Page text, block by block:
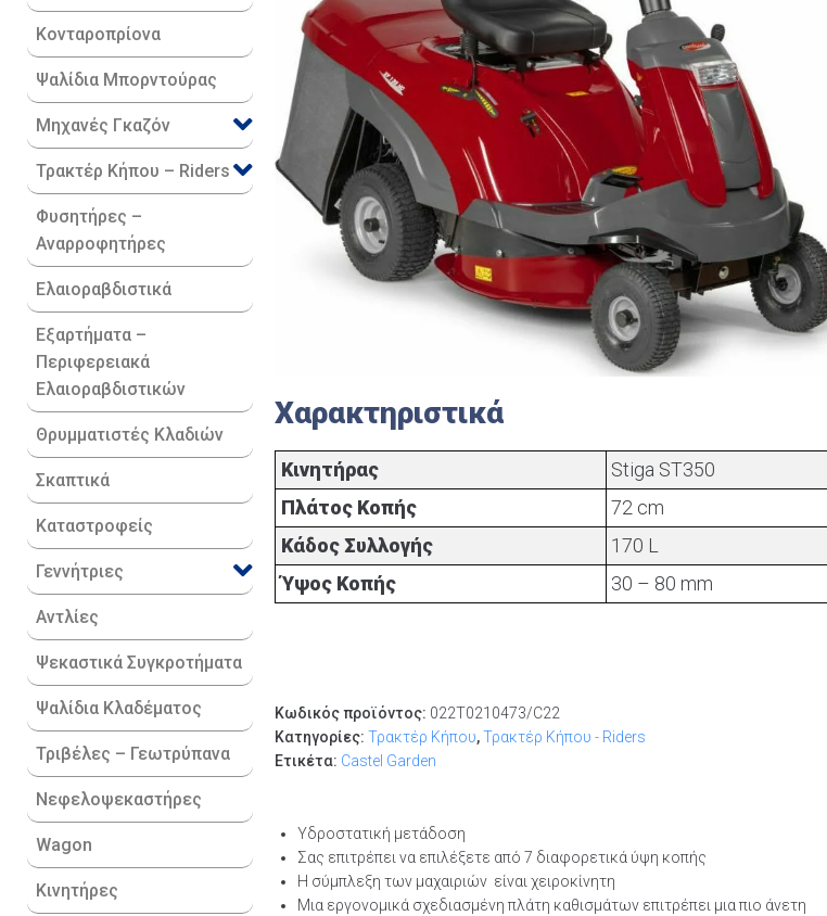
Κονταροπρίονα
Ψαλίδια Μπορντούρας
Μηχανές Γκαζόν
Τρακτέρ Κήπου – Riders
Φυσητήρες –
Αναρροφητήρες
Ελαιοραβδιστικά
Εξαρτήματα –
Περιφερειακά
Ελαιοραβδιστικών
Θρυμματιστές Κλαδιών
Σκαπτικά
Καταστροφείς
Γεννήτριες
Αντλίες
Ψεκαστικά Συγκροτήματα
Ψαλίδια Κλαδέματος
Τριβέλες – Γεωτρύπανα
Νεφελοψεκαστήρες
Wagon
Κινητήρες
Χαρακτηριστικά
Κινητήρας
Stiga ST350
Πλάτος Κοπής
72 cm
Κάδος Συλλογής
170 L
Ύψος Κοπής
30 – 80 mm
Κωδικός προϊόντος: 022T0210473/C22
Κατηγορίες:Τρακτέρ Κήπου,Τρακτέρ Κήπου - Riders
Ετικέτα: Castel Garden
Υδροστατική μετάδοση
Σας επιτρέπει να επιλέξετε από 7 διαφορετικά ύψη κοπής
Η σύμπλεξη των μαχαιριών είναι χειροκίνητη
Μια εργονομικά σχεδιασμένη πλάτη καθισμάτων επιτρέπει μια πιο άνετη